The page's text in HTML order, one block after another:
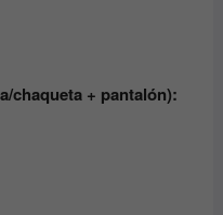
chaqueta + pantalón):